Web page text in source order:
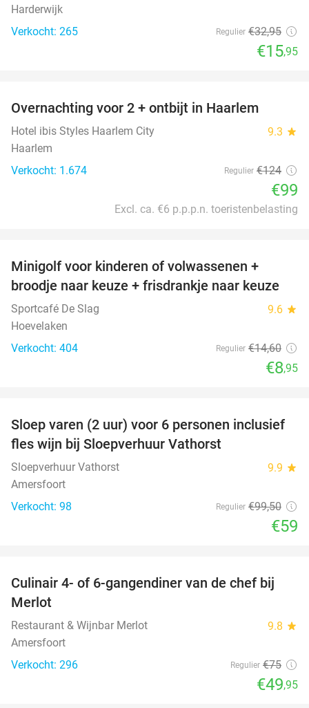
Harderwijk
Verkocht: 265
Regulier €32,95
€15,95
Overnachting voor 2 + ontbijt in Haarlem
Hotel ibis Styles Haarlem City 9.3 star
Haarlem
Verkocht: 1.674
Regulier €124
€99
Excl. ca. €6 p.p.p.n. toeristenbelasting
Minigolf voor kinderen of volwassenen +
broodje naar keuze + frisdrankje naar keuze
Sportcafé De Slag 9.6 star
Hoevelaken
Verkocht: 404
Regulier €14,60
€8,95
41%
Sloep varen (2 uur) voor 6 personen inclusief
fles wijn bij Sloepverhuur Vathorst
Sloepverhuur Vathorst 9.9 star
Amersfoort
Verkocht: 98
Regulier €99,50
€59
33%
Culinair 4- of 6-gangendiner van de chef bij
Merlot
Restaurant & Wijnbar Merlot 9.8 star
Amersfoort
Verkocht: 296
Regulier €75
€49,95